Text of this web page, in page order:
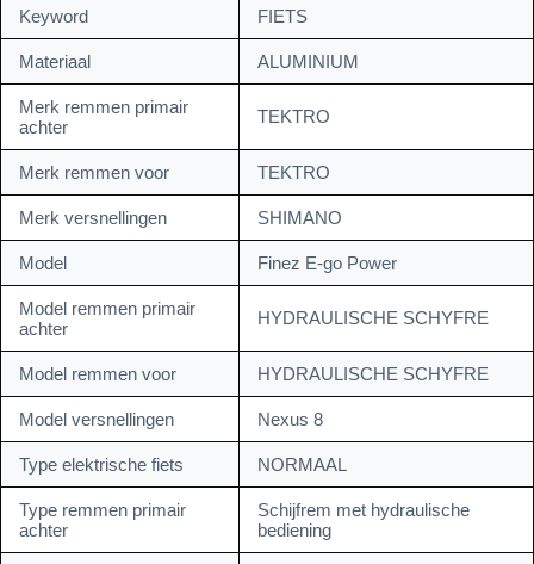
Keyword FIETS
Materiaal ALUMINIUM
Merk remmen primair
achter
TEKTRO
Merk remmen voor TEKTRO
Merk versnellingen SHIMANO
Model Finez E-go Power
Model remmen primair
achter
HYDRAULISCHE SCHYFRE
Model remmen voor HYDRAULISCHE SCHYFRE
Model versnellingen Nexus 8
Type elektrische fiets NORMAAL
Type remmen primair
achter
Schijfrem met hydraulische
bediening